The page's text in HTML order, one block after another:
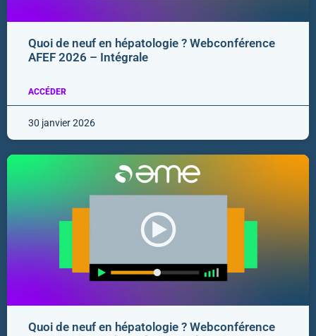
Quoi de neuf en hépatologie ? Webconférence
AFEF 2026 – Intégrale
ACCÉDER
30 janvier 2026
Quoi de neuf en hépatologie ? Webconférence